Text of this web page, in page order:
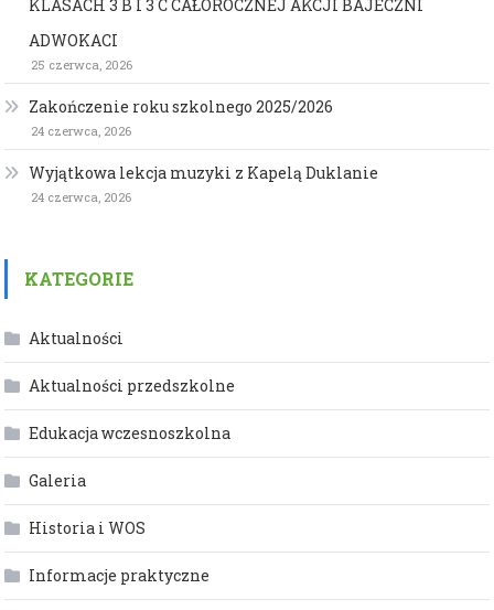
KLASACH 3 B I 3 C CAŁOROCZNEJ AKCJI BAJECZNI
ADWOKACI
25 czerwca, 2026
Zakończenie roku szkolnego 2025/2026
24 czerwca, 2026
Wyjątkowa lekcja muzyki z Kapelą Duklanie
24 czerwca, 2026
KATEGORIE
Aktualności
Aktualności przedszkolne
Edukacja wczesnoszkolna
Galeria
Historia i WOS
Informacje praktyczne